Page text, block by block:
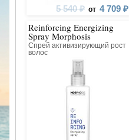
5 540 ₽ от 4 709 ₽
Reinforcing Energizing
Spray Morphosis
Спрей активизирующий рост
волос